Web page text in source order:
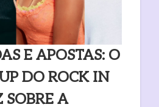
E APOSTAS: O
DO ROCK IN
A